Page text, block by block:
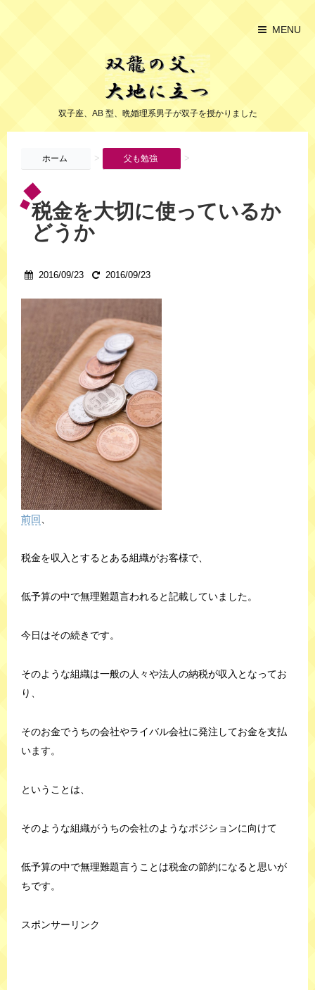
MENU
双子座、AB 型、晩婚理系男子が双子を授かりました
ホーム > 父も勉強 >
税金を大切に使っているか
どうか
2016/09/23 2016/09/23
前回、
税金を収入とするとある組織がお客様で、
低予算の中で無理難題言われると記載していました。
今日はその続きです。
そのような組織は一般の人々や法人の納税が収入となってお
り、
そのお金でうちの会社やライバル会社に発注してお金を支払
います。
ということは、
そのような組織がうちの会社のようなポジションに向けて
低予算の中で無理難題言うことは税金の節約になると思いが
ちです。
スポンサーリンク